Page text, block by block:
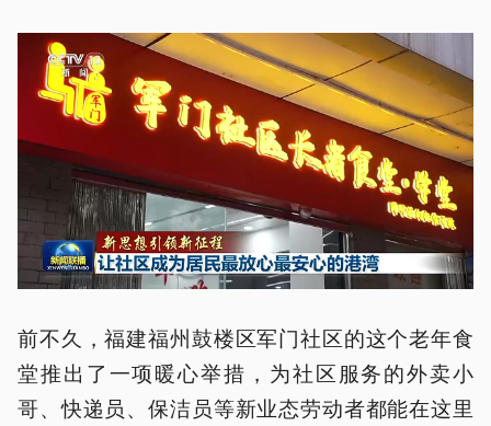
前不久，福建福州鼓楼区军门社区的这个老年食
堂推出了一项暖心举措，为社区服务的外卖小
哥、快递员、保洁员等新业态劳动者都能在这里